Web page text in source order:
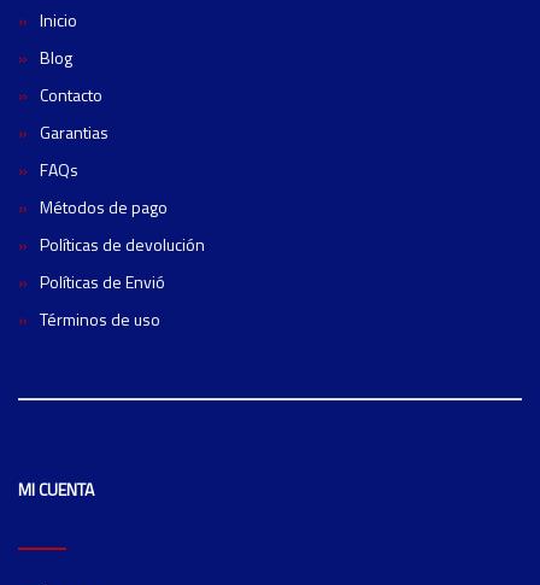
Inicio
Blog
Contacto
Garantias
FAQs
Métodos de pago
Políticas de devolución
Políticas de Envió
Términos de uso
MI CUENTA